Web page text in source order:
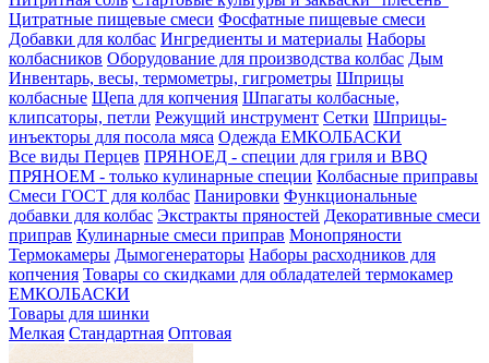
Цитратные пищевые смеси Фосфатные пищевые смеси
Добавки для колбас Ингредиенты и материалы Наборы
колбасников Оборудование для производства колбас Дым
Инвентарь, весы, термометры, гигрометры Шприцы
колбасные Щепа для копчения Шпагаты колбасные,
клипсаторы, петли Режущий инструмент Сетки Шприцы-
инъекторы для посола мяса Одежда ЕМКОЛБАСКИ
Все виды Перцев ПРЯНОЕД - специи для гриля и BBQ
ПРЯНОЕМ - только кулинарные специи Колбасные приправы
Смеси ГОСТ для колбас Панировки Функциональные
добавки для колбас Экстракты пряностей Декоративные смеси
приправ Кулинарные смеси приправ Монопряности
Термокамеры Дымогенераторы Наборы расходников для
копчения Товары со скидками для обладателей термокамер
ЕМКОЛБАСКИ
Товары для шинки
Мелкая Стандартная Оптовая